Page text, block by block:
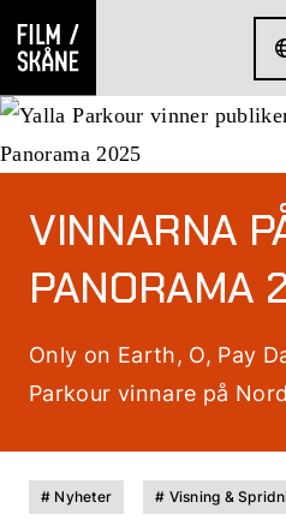
VINNARNA
PANORAMA
Only on Earth, O, Pay
Parkour vinnare på
# Nyheter # Visning &